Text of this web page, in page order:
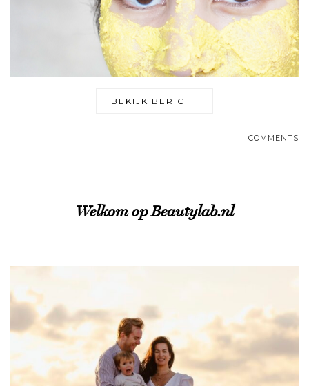
BEKIJK BERICHT
COMMENTS
Welkom op Beautylab.nl